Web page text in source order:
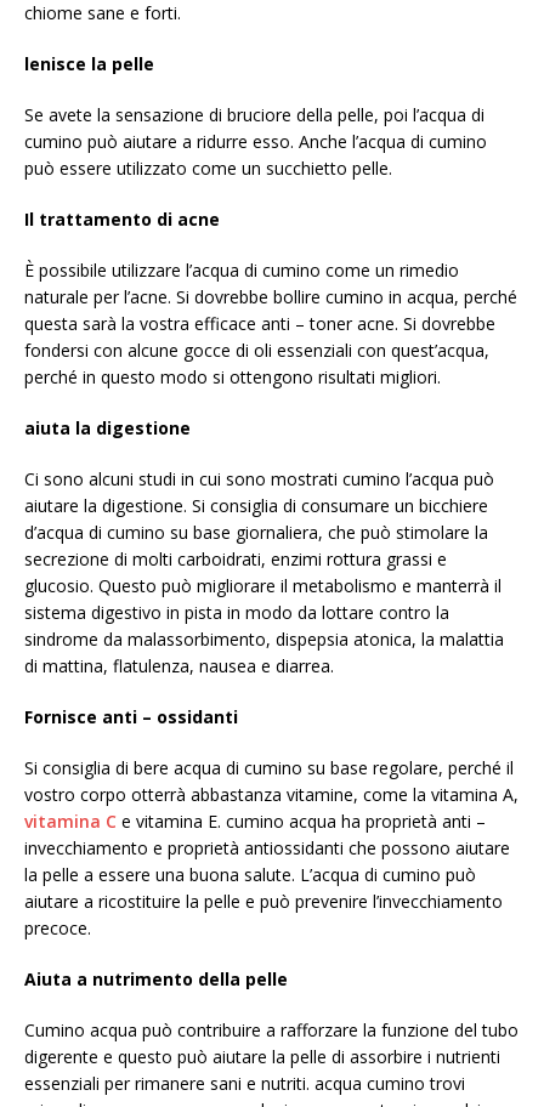
chiome sane e forti.
lenisce la pelle
Se avete la sensazione di bruciore della pelle, poi l’acqua di
cumino può aiutare a ridurre esso. Anche l’acqua di cumino
può essere utilizzato come un succhietto pelle.
Il trattamento di acne
È possibile utilizzare l’acqua di cumino come un rimedio
naturale per l’acne. Si dovrebbe bollire cumino in acqua, perché
questa sarà la vostra efficace anti – toner acne. Si dovrebbe
fondersi con alcune gocce di oli essenziali con quest’acqua,
perché in questo modo si ottengono risultati migliori.
aiuta la digestione
Ci sono alcuni studi in cui sono mostrati cumino l’acqua può
aiutare la digestione. Si consiglia di consumare un bicchiere
d’acqua di cumino su base giornaliera, che può stimolare la
secrezione di molti carboidrati, enzimi rottura grassi e
glucosio. Questo può migliorare il metabolismo e manterrà il
sistema digestivo in pista in modo da lottare contro la
sindrome da malassorbimento, dispepsia atonica, la malattia
di mattina, flatulenza, nausea e diarrea.
Fornisce anti – ossidanti
Si consiglia di bere acqua di cumino su base regolare, perché il
vostro corpo otterrà abbastanza vitamine, come la vitamina A,
vitamina C e vitamina E. cumino acqua ha proprietà anti –
invecchiamento e proprietà antiossidanti che possono aiutare
la pelle a essere una buona salute. L’acqua di cumino può
aiutare a ricostituire la pelle e può prevenire l’invecchiamento
precoce.
Aiuta a nutrimento della pelle
Cumino acqua può contribuire a rafforzare la funzione del tubo
digerente e questo può aiutare la pelle di assorbire i nutrienti
essenziali per rimanere sani e nutriti. acqua cumino trovi